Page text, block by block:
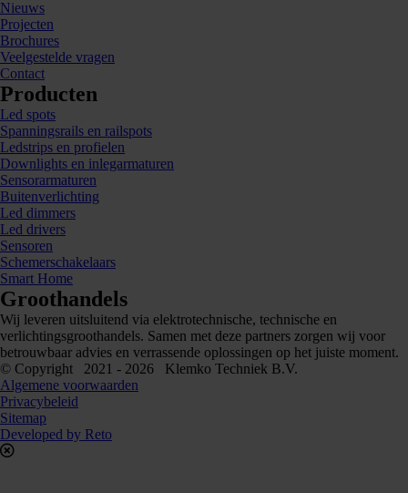
Nieuws
Projecten
Brochures
Veelgestelde vragen
Contact
Producten
Led spots
Spanningsrails en railspots
Ledstrips en profielen
Downlights en inlegarmaturen
Sensorarmaturen
Buitenverlichting
Led dimmers
Led drivers
Sensoren
Schemerschakelaars
Smart Home
Groothandels
Wij leveren uitsluitend via elektrotechnische, technische en
verlichtingsgroothandels. Samen met deze partners zorgen wij voor
betrouwbaar advies en verrassende oplossingen op het juiste moment.
© Copyright 2021 - 2026 Klemko Techniek B.V.
Algemene voorwaarden
Privacybeleid
Sitemap
Developed by Reto